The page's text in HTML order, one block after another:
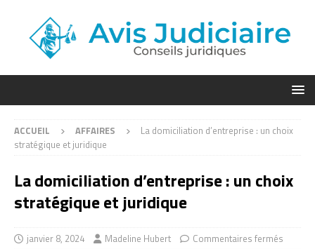
ACCUEIL AFFAIRES
La domiciliation d’entreprise : un choix
stratégique et juridique
La domiciliation d’entreprise : un choix
stratégique et juridique
janvier 8, 2024 Madeline Hubert Commentaires fermés